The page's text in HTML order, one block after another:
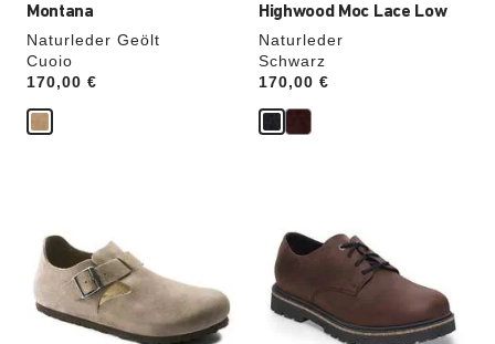
Montana
Naturleder Geölt
Cuoio
Price:
170,00 €
Highwood Moc Lace Low
Naturleder
Schwarz
Price:
170,00 €
Farben
werden
Produktbilder
aktualisiert.
Farben
werden
die
Produktbilder
aktualisiert.